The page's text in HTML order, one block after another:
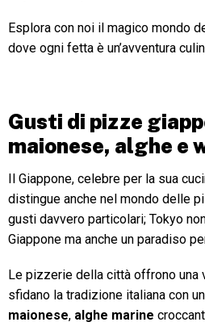
Esplora con noi il magico mondo
dove ogni fetta è un’avventura
Gusti di pizze
maionese, alghe e
Il Giappone, celebre per la sua
distingue anche nel mondo delle
gusti davvero particolari; Tokyo
Giappone ma anche un paradiso
Le pizzerie della città offrono una
sfidano la tradizione italiana con un
maionese, alghe marine